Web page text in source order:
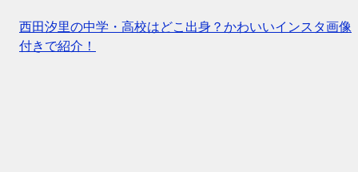
西田汐里の中学・高校はどこ出身？かわいいインスタ画像
付きで紹介！